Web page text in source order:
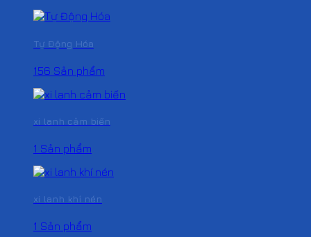
Tự Động Hóa
156 Sản phẩm
xi lanh cảm biến
1 Sản phẩm
xi lanh khí nén
1 Sản phẩm